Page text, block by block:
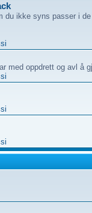
du ikke syns passer i
med oppdrett og avl å